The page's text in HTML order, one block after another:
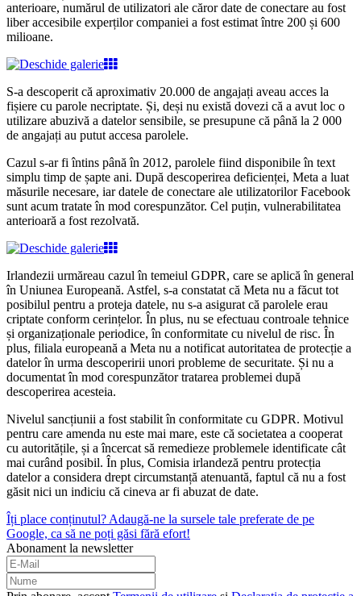
anterioare, numărul de utilizatori ale căror date de conectare au fost
liber accesibile experților companiei a fost estimat între 200 și 600
milioane.
S-a descoperit că aproximativ 20.000 de angajați aveau acces la
fișiere cu parole necriptate. Și, deși nu există dovezi că a avut loc o
utilizare abuzivă a datelor sensibile, se presupune că până la 2 000
de angajați au putut accesa parolele.
Cazul s-ar fi întins până în 2012, parolele fiind disponibile în text
simplu timp de șapte ani. După descoperirea deficienței, Meta a luat
măsurile necesare, iar datele de conectare ale utilizatorilor Facebook
sunt acum tratate în mod corespunzător. Cel puțin, vulnerabilitatea
anterioară a fost rezolvată.
Irlandezii urmăreau cazul în temeiul GDPR, care se aplică în general
în Uniunea Europeană. Astfel, s-a constatat că Meta nu a făcut tot
posibilul pentru a proteja datele, nu s-a asigurat că parolele erau
criptate conform cerințelor. În plus, nu se efectuau controale tehnice
și organizaționale periodice, în conformitate cu nivelul de risc. În
plus, filiala europeană a Meta nu a notificat autoritatea de protecție a
datelor în urma descoperirii unori probleme de securitate. Și nu a
documentat în mod corespunzător tratarea problemei după
descoperirea acesteia.
Nivelul sancțiunii a fost stabilit în conformitate cu GDPR. Motivul
pentru care amenda nu este mai mare, este că societatea a cooperat
cu autoritățile, și a încercat să remedieze problemele identificate cât
mai curând posibil. În plus, Comisia irlandeză pentru protecția
datelor a considera drept circumstanță atenuantă, faptul că nu a fost
găsit nici un indiciu că cineva ar fi abuzat de date.
Îți place conținutul? Adaugă-ne la sursele tale preferate de pe
Google, ca să ne poți găsi fără efort!
Abonament la newsletter